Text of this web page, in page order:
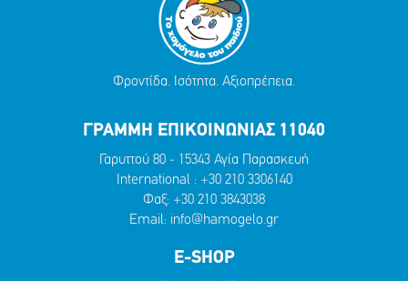
Φροντίδα. Ισότητα. Αξιοπρέπεια.
ΓΡΑΜΜΗ ΕΠΙΚΟΙΝΩΝΙΑΣ 11040
Γαρυττού 80 - 15343 Αγία Παρασκευή
International : +30 210 3306140
Φαξ: +30 210 3843038
Email: info@hamogelo.gr
E-SHOP